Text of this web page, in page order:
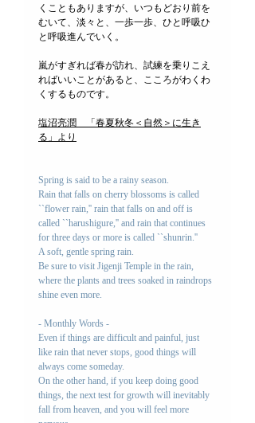
くこともありますが、いつもどおり前を
むいて、淡々と、一歩一歩、ひと呼吸ひ
と呼吸進んでいく。
嵐がすぎれば春が訪れ、試練を乗りこえ
ればいいことがあると、こころがわくわ
くするものです。
塩沼亮潤　「春夏秋冬＜自然＞に生き
る」より
Spring is said to be a rainy season.
Rain that falls on cherry blossoms is called
``flower rain,'' rain that falls on and off is
called ``harushigure,'' and rain that continues
for three days or more is called ``shunrin.''
A soft, gentle spring rain.
Be sure to visit Jigenji Temple in the rain,
where the plants and trees soaked in raindrops
shine even more.
- Monthly Words -
Even if things are difficult and painful, just
like rain that never stops, good things will
always come someday.
On the other hand, if you keep doing good
things, the next test for growth will inevitably
fall from heaven, and you will feel more